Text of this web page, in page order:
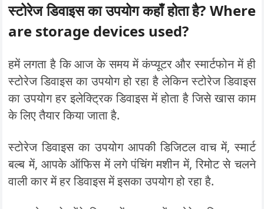
स्टोरेज डिवाइस का उपयोग कहाँ होता है? Where
are storage devices used?
हमें लगता है कि आज के समय में कंप्यूटर और स्मार्टफोन में ही
स्टोरेज डिवाइस का उपयोग हो रहा है लेकिन स्टोरेज डिवाइस
का उपयोग हर इलेक्ट्रिक डिवाइस में होता है जिसे खास काम
के लिए तैयार किया जाता है.
स्टोरेज डिवाइस का उपयोग आपकी डिजिटल वाच में, स्मार्ट
बल्ब में, आपके ऑफिस में लगे पंचिंग मशीन में, रिमोट से चलने
वाली कार में हर डिवाइस में इसका उपयोग हो रहा है.